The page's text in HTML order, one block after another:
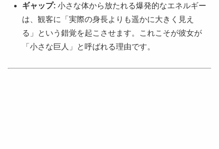
ギャップ: 小さな体から放たれる爆発的なエネルギー
は、観客に「実際の身長よりも遥かに大きく見え
る」という錯覚を起こさせます。これこそが彼女が
「小さな巨人」と呼ばれる理由です。